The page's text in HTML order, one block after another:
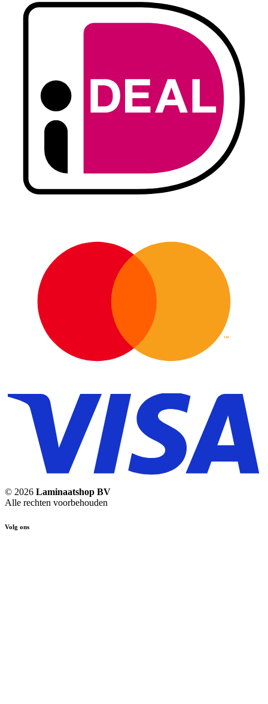
© 2026 Laminaatshop BV
Alle rechten voorbehouden
Volg ons